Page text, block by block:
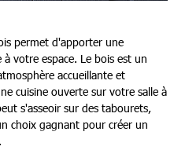
permet d'apporter une
votre espace. Le bois est un
accueillante et
cuisine ouverte sur votre salle à
s'asseoir sur des tabourets,
choix gagnant pour créer un